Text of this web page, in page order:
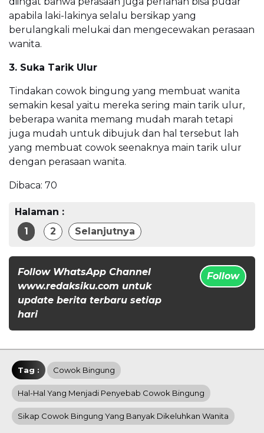
apabila laki-lakinya selalu bersikap yang
berulangkali melukai dan mengecewakan perasaan
wanita.
3. Suka Tarik Ulur
Tindakan cowok bingung yang membuat wanita
semakin kesal yaitu mereka sering main tarik ulur,
beberapa wanita memang mudah marah tetapi
juga mudah untuk dibujuk dan hal tersebut lah
yang membuat cowok seenaknya main tarik ulur
dengan perasaan wanita.
Dibaca: 70
Halaman :
1
2 Selanjutnya
Follow WhatsApp Channel
www.redaksiku.com untuk
update berita terbaru setiap
hari
Follow
Tag : Cowok Bingung
Hal-Hal Yang Menjadi Penyebab Cowok Bingung
Sikap Cowok Bingung Yang Banyak Dikeluhkan Wanita